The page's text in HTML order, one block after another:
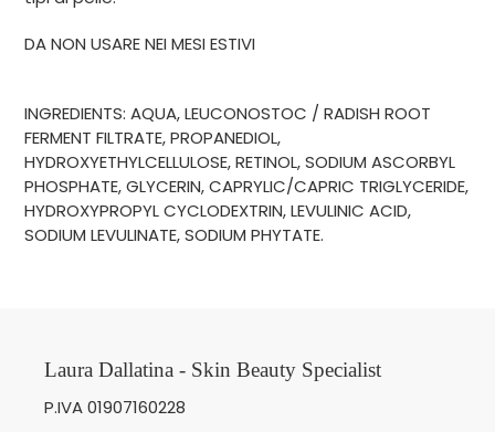
DA NON USARE NEI MESI ESTIVI
INGREDIENTS: AQUA, LEUCONOSTOC / RADISH ROOT
FERMENT FILTRATE, PROPANEDIOL,
HYDROXYETHYLCELLULOSE, RETINOL, SODIUM ASCORBYL
PHOSPHATE, GLYCERIN, CAPRYLIC/CAPRIC TRIGLYCERIDE,
HYDROXYPROPYL CYCLODEXTRIN, LEVULINIC ACID,
SODIUM LEVULINATE, SODIUM PHYTATE.
Laura Dallatina - Skin Beauty Specialist
P.IVA 01907160228